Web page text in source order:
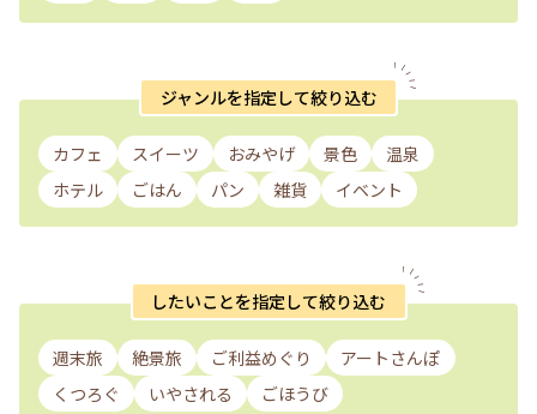
ジャンルを指定して絞り込む
カフェ スイーツ おみやげ 景色
温泉
ホテル
ごはん パン 雑貨 イベント
したいことを指定して絞り込む
週末旅 絶景旅 ご利益めぐり
アートさんぽ
くつろぐ
いやされる ごほうび